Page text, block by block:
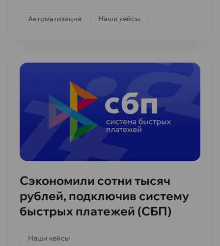
Автоматизация Наши кейсы
Сэкономили сотни тысяч
рублей, подключив систему
быстрых платежей (СБП)
Наши кейсы